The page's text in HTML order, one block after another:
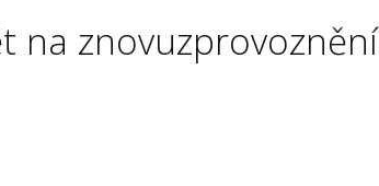
na znovuzprovoznění